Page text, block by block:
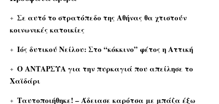
Σε αυτό το στρατόπεδο της Αθήνας θα χτιστούν
κοινωνικές κατοικίες
Ιός δυτικού Νείλου: Στο “κόκκινο” φέτος η Αττική
Ο ΑΝΤΑΡΣΥΑ για την πυρκαγιά που απείλησε το
Χαϊδάρι
Ταυτοποιήθηκε! – Άδειασε καρότσα με μπάζα έξω